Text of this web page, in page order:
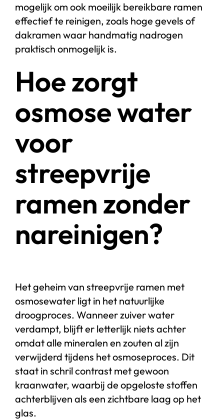
mogelijk om ook moeilijk bereikbare ramen
effectief te reinigen, zoals hoge gevels of
dakramen waar handmatig nadrogen
praktisch onmogelijk is.
Hoe zorgt
osmose water
voor
streepvrije
ramen zonder
nareinigen?
Het geheim van streepvrije ramen met
osmosewater ligt in het natuurlijke
droogproces. Wanneer zuiver water
verdampt, blijft er letterlijk niets achter
omdat alle mineralen en zouten al zijn
verwijderd tijdens het osmoseproces. Dit
staat in schril contrast met gewoon
kraanwater, waarbij de opgeloste stoffen
achterblijven als een zichtbare laag op het
glas.